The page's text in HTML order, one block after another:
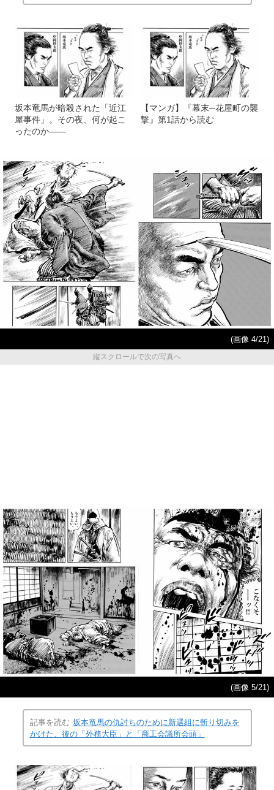
坂本竜馬が暗殺された「近江
屋事件」。その夜、何が起こ
ったのか――
【マンガ】『幕末─花屋町の襲
撃』第1話から読む
(画像 4/21)
縦スクロールで次の写真へ
(画像 5/21)
記事を読む 坂本竜馬の仇討ちのために新選組に斬り切みを
かけた、後の「外務大臣」と「商工会議所会頭」